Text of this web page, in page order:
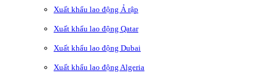
Xuất khẩu lao động Ả rập
Xuất khẩu lao động Qatar
Xuất khẩu lao động Dubai
Xuất khẩu lao động Algeria